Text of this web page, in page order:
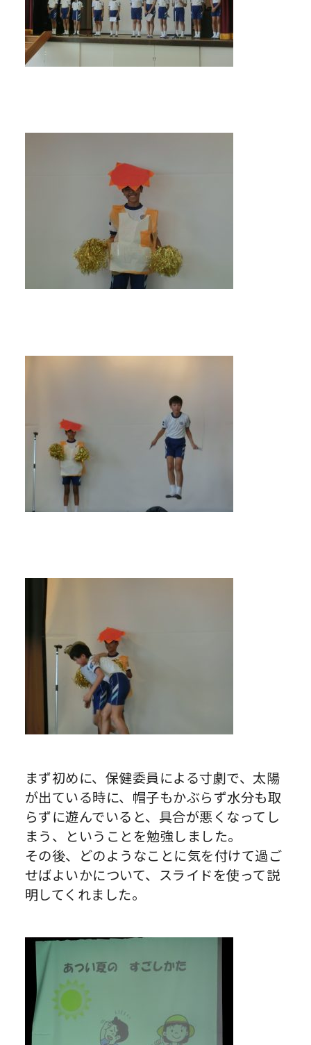
まず初めに、保健委員による寸劇で、太陽
が出ている時に、帽子もかぶらず水分も取
らずに遊んでいると、具合が悪くなってし
まう、ということを勉強しました。
その後、どのようなことに気を付けて過ご
せばよいかについて、スライドを使って説
明してくれました。